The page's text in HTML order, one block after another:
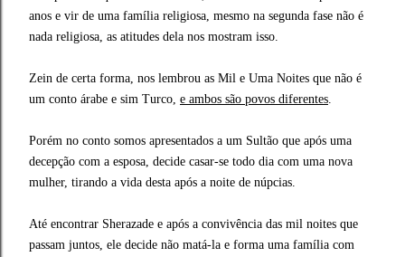
anos e vir de uma família religiosa, mesmo na segunda fase não é
nada religiosa, as atitudes dela nos mostram isso.
Zein de certa forma, nos lembrou as Mil e Uma Noites que não é
um conto árabe e sim Turco, e ambos são povos diferentes
Porém no conto somos apresentados a um Sultão que após uma
decepção com a esposa, decide casar-se todo dia com uma nova
mulher, tirando a vida desta após a noite de núpcias.
Até encontrar Sherazade e após a convivência das mil noites que
passam juntos, ele decide não matá-la e forma uma família com